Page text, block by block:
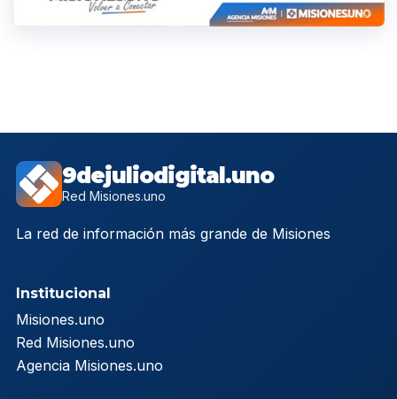
9dejuliodigital.uno
Red Misiones.uno
La red de información más grande de Misiones
Institucional
Misiones.uno
Red Misiones.uno
Agencia Misiones.uno